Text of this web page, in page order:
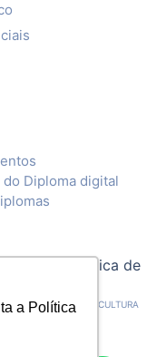
a Política
Diploma digital
Política de
DE ASSISTÊNCIA E CULTURA